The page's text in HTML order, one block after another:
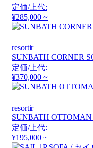
定価/上代:
¥285,000 ~
resortir
SUNBATH CORNER
定価/上代:
¥370,000 ~
resortir
SUNBATH
定価/上代:
¥195,000 ~